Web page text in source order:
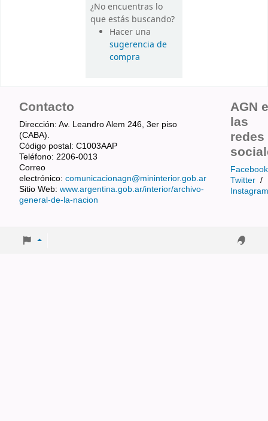
¿No encuentras lo
que estás buscando?
Hacer una
sugerencia de
compra
Contacto
Dirección: Av. Leandro Alem 246, 3er piso
(CABA).
Código postal: C1003AAP
Teléfono: 2206-0013
Correo
electrónico: comunicacionagn@mininterior.gob.ar
Sitio Web: www.argentina.gob.ar/interior/archivo-
general-de-la-nacion
AGN
las
redes
Facebook
Twitter /
Instagram